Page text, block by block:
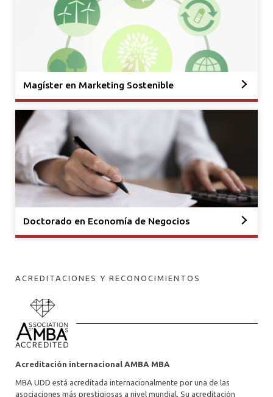
Magíster en Marketing Sostenible
Doctorado en Economía de Negocios
ACREDITACIONES Y RECONOCIMIENTOS
Acreditación internacional AMBA MBA
MBA UDD está acreditada internacionalmente por una de las
asociaciones más prestigiosas a nivel mundial. Su acreditación